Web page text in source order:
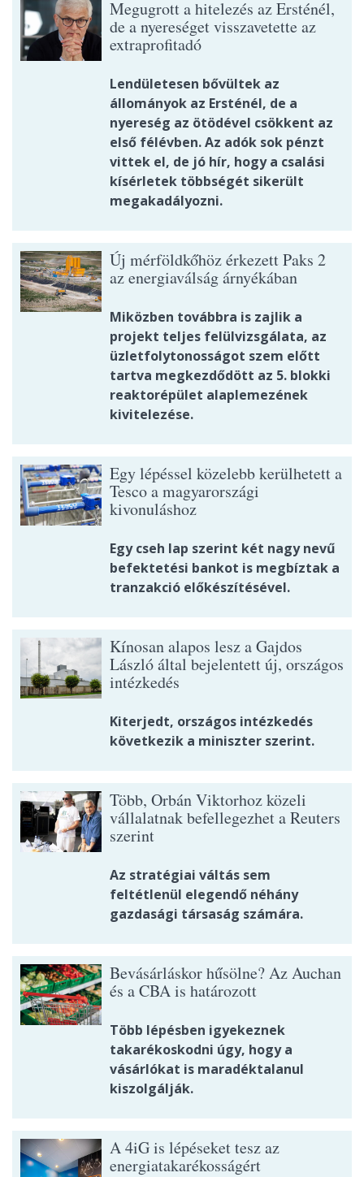
Megugrott a hitelezés az Ersténél,
de a nyereséget visszavetette az
extraprofitadó
Lendületesen bővültek az
állományok az Ersténél, de a
nyereség az ötödével csökkent az
első félévben. Az adók sok pénzt
vittek el, de jó hír, hogy a csalási
kísérletek többségét sikerült
megakadályozni.
Új mérföldkőhöz érkezett Paks 2
az energiaválság árnyékában
Miközben továbbra is zajlik a
projekt teljes felülvizsgálata, az
üzletfolytonosságot szem előtt
tartva megkezdődött az 5. blokki
reaktorépület alaplemezének
kivitelezése.
Egy lépéssel közelebb kerülhetett a
Tesco a magyarországi
kivonuláshoz
Egy cseh lap szerint két nagy nevű
befektetési bankot is megbíztak a
tranzakció előkészítésével.
Kínosan alapos lesz a Gajdos
László által bejelentett új, országos
intézkedés
Kiterjedt, országos intézkedés
következik a miniszter szerint.
Több, Orbán Viktorhoz közeli
vállalatnak befellegezhet a Reuters
szerint
Az stratégiai váltás sem
feltétlenül elegendő néhány
gazdasági társaság számára.
Bevásárláskor hűsölne? Az Auchan
és a CBA is határozott
Több lépésben igyekeznek
takarékoskodni úgy, hogy a
vásárlókat is maradéktalanul
kiszolgálják.
A 4iG is lépéseket tesz az
energiatakarékosságért